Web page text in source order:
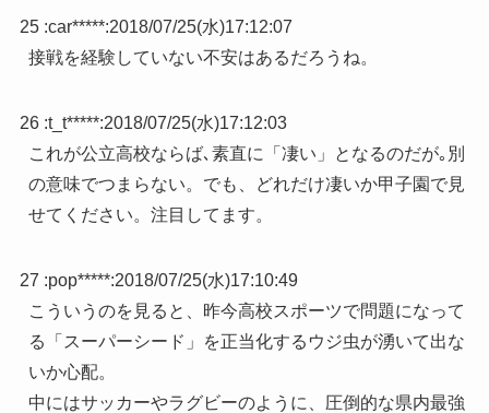
25 :car*****:2018/07/25(水)17:12:07
接戦を経験していない不安はあるだろうね。
26 :t_t*****:2018/07/25(水)17:12:03
これが公立高校ならば､素直に「凄い」となるのだが｡別
の意味でつまらない。でも、どれだけ凄いか甲子園で見
せてください。注目してます。
27 :pop*****:2018/07/25(水)17:10:49
こういうのを見ると、昨今高校スポーツで問題になって
る「スーパーシード」を正当化するウジ虫が湧いて出な
いか心配。
中にはサッカーやラグビーのように、圧倒的な県内最強